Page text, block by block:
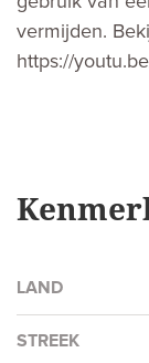
vermijden.
https://
LAND
STREEK